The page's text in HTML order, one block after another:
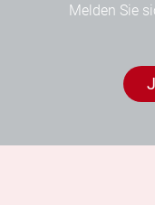
Melden Sie